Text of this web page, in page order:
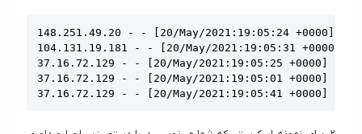
148.251.49.20 - - [20/May/2021:19:05:24 +0000]
104.131.19.181 - - [20/May/2021:19:05:31 +0000]
37.16.72.129 - - [20/May/2021:19:05:25 +0000]
37.16.72.129 - - [20/May/2021:19:05:01 +0000]
37.16.72.129 - - [20/May/2021:19:05:41 +0000]